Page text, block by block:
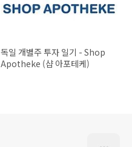
독일 개별주 투자 일기 - Shop
Apotheke (샵 아포테케)